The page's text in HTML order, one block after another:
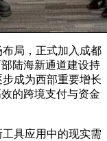
局，正式加入成都
陆海新通道建设持
成为西部重要增长
的跨境支付与资金
具应用中的现实需